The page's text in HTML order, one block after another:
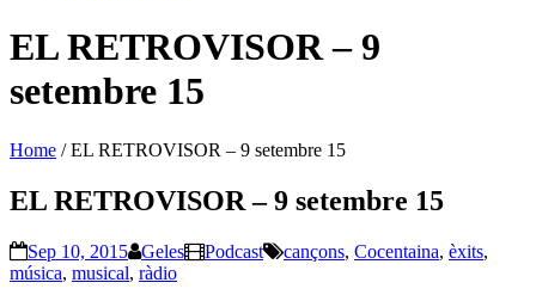
EL RETROVISOR – 9
setembre 15
Home /EL RETROVISOR – 9 setembre 15
EL RETROVISOR – 9 setembre 15
Sep 10, 2015 Geles Podcast cançons, Cocentaina, èxits,
música, musical, ràdio